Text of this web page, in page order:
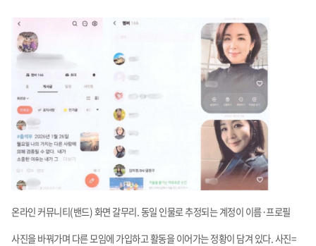
온라인 커뮤니티(밴드) 화면 갈무리. 동일 인물로 추정되는 계정이 이름·프로필
사진을 바꿔가며 다른 모임에 가입하고 활동을 이어가는 정황이 담겨 있다. 사진=